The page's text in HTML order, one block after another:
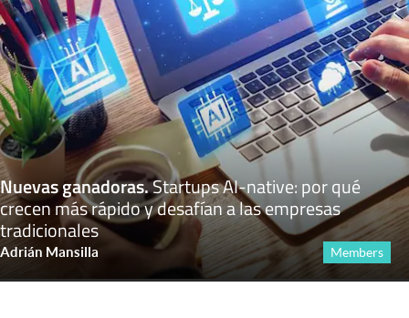
Nuevas ganadoras.Startups AI-native: por qué
crecen más rápido y desafían a las empresas
tradicionales
Adrián Mansilla Members